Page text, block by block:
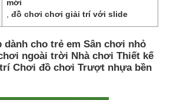
mới
,đồ chơi chơi giải trí với slide
dành cho trẻ em Sân chơi nhỏ
ngoài trời Nhà chơi Thiết kế
Chơi đồ chơi Trượt nhựa bền